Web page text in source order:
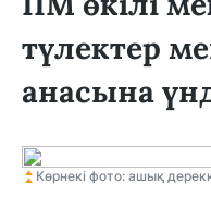
түлектер
анасына
Көрнекі фото: ашық